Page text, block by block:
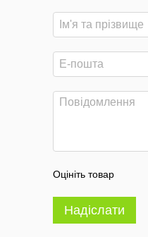
Оцініть товар
Надіслати